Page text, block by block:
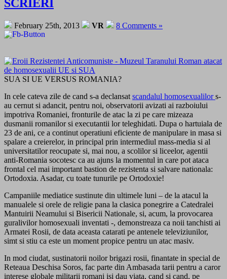
SCRIERI
February 25th, 2013 VR 8 Comments »
SUA SI UE VERSUS ROMANIA?
In cele cateva zile de cand s-a declansat scandalul homosexualilors-
au cernut si adancit, pentru noi, observatorii avizati ai razboiului
impotriva Romaniei, fronturile de atac la zi pe care mizeaza
dusmanii romanilor si executantii lor teleghidati. Dupa o hartuiala de
23 de ani, ce a continut operatiuni eficiente de manipulare in masa si
spalare a creierelor, in principal prin intermediul mass-media si al
universitatilor reocupate si, mai nou, a scolilor si liceelor, agentii
anti-Romania socotesc ca au ajuns la momentul in care pot ataca
frontal cel mai important bastion de rezistenta si salvare nationala:
Ortodoxia. Asadar, cu toate tunurile pe Ortodoxie!
Campaniile mediatice sustinute din ultimele luni – de la atacul la
manualele si orele de religie pana la clasica ponegrire a Catedralei
Mantuirii Neamului si Bisericii Nationale, si, acum, la provocarea
guralivilor homosexuali inventati -, demonstreaza ca noii tanchisti ai
Armatei Rosii, de data aceasta catarati pe antenele televiziunilor,
simt si stiu ca este un moment propice pentru un atac masiv.
In mod ciudat, sustinatorii noilor brigazi rosii, finantate in special de
Reteaua Deschisa Soros, fac parte din Ambasada tarii pentru a caror
interese globale militarii romani isi dau viata, cand si cand, pe